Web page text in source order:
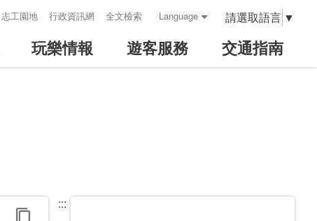
志工園地 行政資訊網 全文檢索 Language 請選取語言 ▼
玩樂情報 遊客服務 交通指南
:::